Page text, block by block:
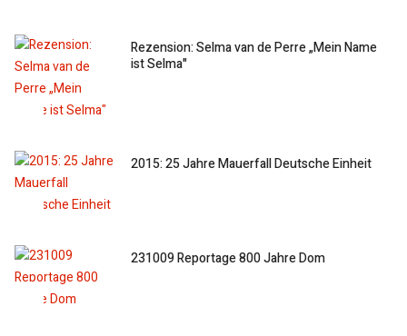
Rezension: Selma van de Perre „Mein Name
ist Selma"
2015: 25 Jahre Mauerfall Deutsche Einheit
231009 Reportage 800 Jahre Dom